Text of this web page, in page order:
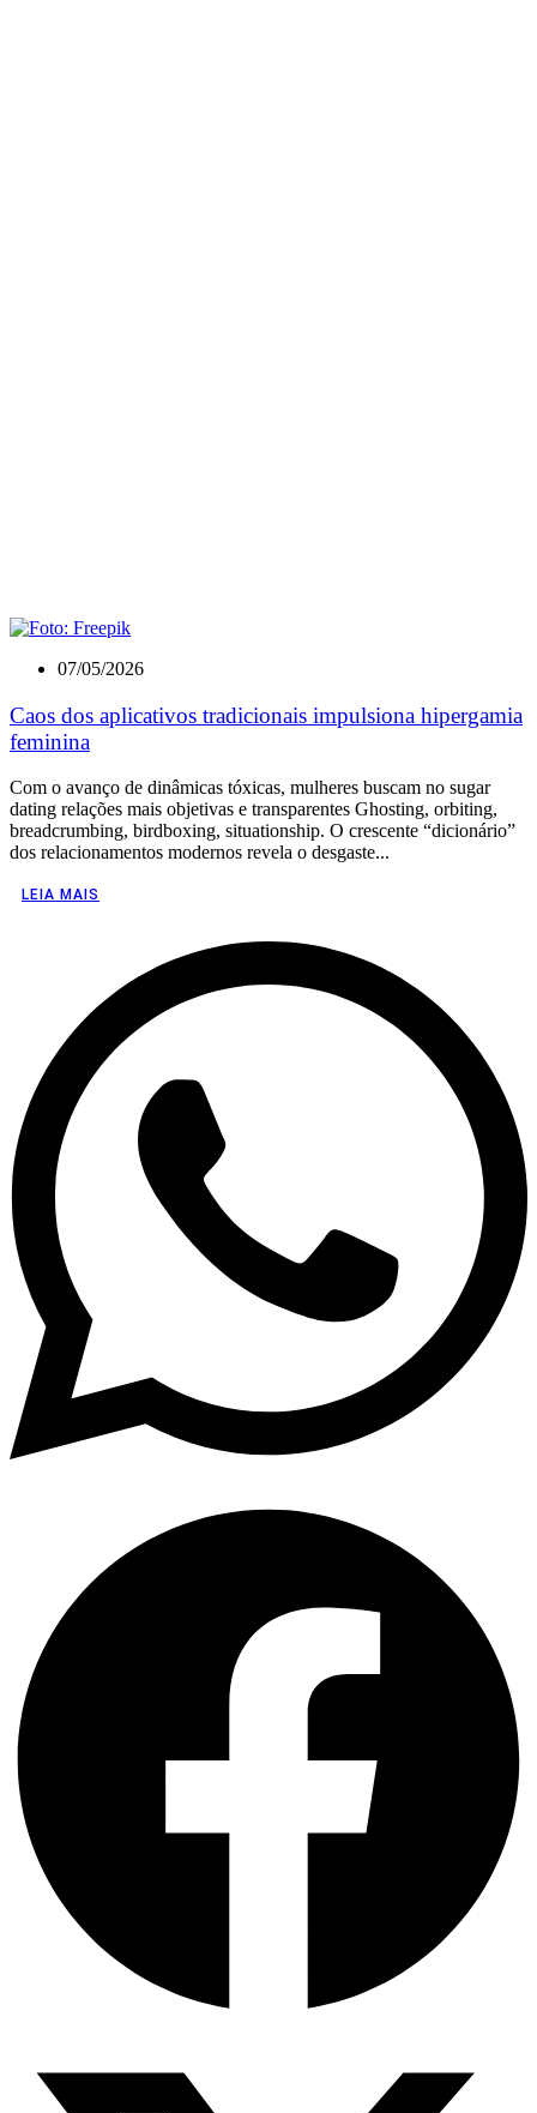
07/05/2026
Caos dos aplicativos tradicionais impulsiona hipergamia
feminina
Com o avanço de dinâmicas tóxicas, mulheres buscam no sugar
dating relações mais objetivas e transparentes Ghosting, orbiting,
breadcrumbing, birdboxing, situationship. O crescente “dicionário”
dos relacionamentos modernos revela o desgaste...
LEIA MAIS